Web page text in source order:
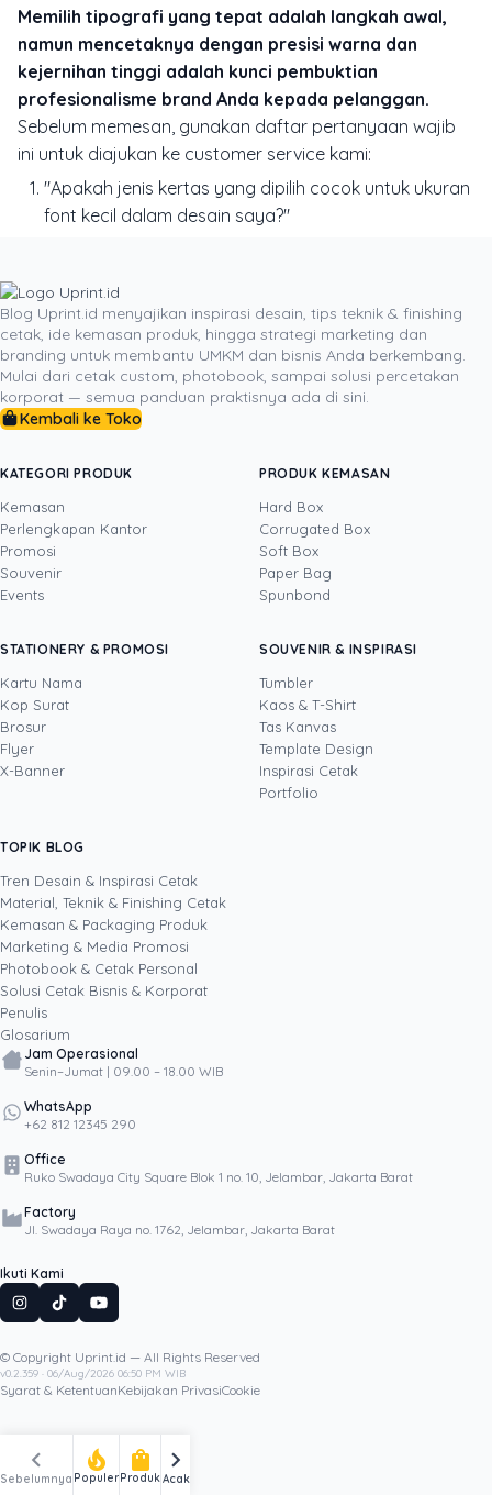
Memilih tipografi yang tepat adalah langkah awal,
namun mencetaknya dengan presisi warna dan
kejernihan tinggi adalah kunci pembuktian
profesionalisme brand Anda kepada pelanggan.
Sebelum memesan, gunakan daftar pertanyaan wajib
ini untuk diajukan ke customer service kami:
"Apakah jenis kertas yang dipilih cocok untuk ukuran
font kecil dalam desain saya?"
"Apakah ada proofing digital atau fisik sebelum
cetak massal?"
Hubungi tim ahli Uprint melalui WhatsApp di (+62) 811-
XXXX-XXXX atau kunjungi website resmiPercetakan
Uprint untuk berdiskusi tentang kebutuhan materi
premium yang memperkuat kredibilitas bisnis Anda.
DITULIS OLEH
pengalaman lebih dari satu dekade di bidang
sales, operasional, pemasaran, pengembangan
bisnis, dan layanan keuangan. Sebagai Head of
Sales Uprint.id, ia setiap hari mendampingi
pelanggan B2B memilih solusi cetak yang tepat,
dari kartu nama, brosur, dan banner untuk
kebutuhan penjualan hingga kemasan produk
proses bisnis, ia menulis dari pengalaman
nyata di lapangan tentang bagaimana materi
cetak membantu bisnis menutup lebih banyak
transaksi dan bertumbuh secara berkelanjutan.
Lihat semua penulis
Popular
Artikel Lainnya
Blog Uprint.id menyajikan inspirasi desain, tips teknik & finishing
cetak, ide kemasan produk, hingga strategi marketing dan
branding untuk membantu UMKM dan bisnis Anda berkembang.
Mulai dari cetak custom, photobook, sampai solusi percetakan
korporat — semua panduan praktisnya ada di sini.
Kembali ke Toko
KATEGORI PRODUK
Kemasan
Perlengkapan Kantor
Promosi
Souvenir
Events
PRODUK KEMASAN
Hard Box
Corrugated Box
Soft Box
Paper Bag
Spunbond
STATIONERY & PROMOSI
Kartu Nama
Kop Surat
Brosur
Flyer
X-Banner
SOUVENIR & INSPIRASI
Tumbler
Kaos & T-Shirt
Tas Kanvas
Template Design
Inspirasi Cetak
Portfolio
TOPIK BLOG
Tren Desain & Inspirasi Cetak
Material, Teknik & Finishing Cetak
Kemasan & Packaging Produk
Marketing & Media Promosi
Photobook & Cetak Personal
Solusi Cetak Bisnis & Korporat
Penulis
Glosarium
Jam Operasional
Senin–Jumat | 09.00 – 18.00 WIB
WhatsApp
+62 812 12345 290
Office
Ruko Swadaya City Square Blok 1 no. 10, Jelambar, Jakarta Barat
Factory
Jl. Swadaya Raya no. 1762, Jelambar, Jakarta Barat
Ikuti Kami
© Copyright Uprint.id — All Rights Reserved
v0.2.359 · 06/Aug/2026 06:50 PM WIB
Syarat & KetentuanKebijakan PrivasiCookie
chevron_left
Sebelumnya
local_fire_department
Populer
shopping_bag
Produk
chevron_right
Acak